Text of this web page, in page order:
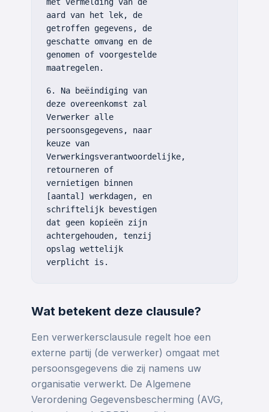
aard van het lek, de
getroffen gegevens, de
geschatte omvang en de
genomen of voorgestelde
maatregelen.
6. Na beëindiging van
deze overeenkomst zal
Verwerker alle
persoonsgegevens, naar
keuze van
Verwerkingsverantwoordelijke,
retourneren of
vernietigen binnen
[aantal] werkdagen, en
schriftelijk bevestigen
dat geen kopieën zijn
achtergehouden, tenzij
opslag wettelijk
verplicht is.
Wat betekent deze clausule?
Een verwerkersclausule regelt hoe een
externe partij (de verwerker) omgaat met
persoonsgegevens die zij namens uw
organisatie verwerkt. De Algemene
Verordening Gegevensbescherming (AVG,